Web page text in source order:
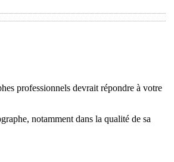
professionnels devrait répondre à votre
notamment dans la qualité de sa